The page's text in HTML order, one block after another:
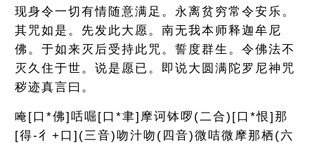
现身令一切有情随意满足。永离贫穷常令安乐。
其咒如是。先发此大愿。南无我本师释迦牟尼
佛。于如来灭后受持此咒。誓度群生。令佛法不
灭久住于世。说是愿已。即说大圆满陀罗尼神咒
秽迹真言曰。
唵[口*佛]咶啒[口*聿]摩诃钵啰(二合)[口*恨]那
[得-彳+口](三音)吻汁吻(四音)微咭微摩那栖(六